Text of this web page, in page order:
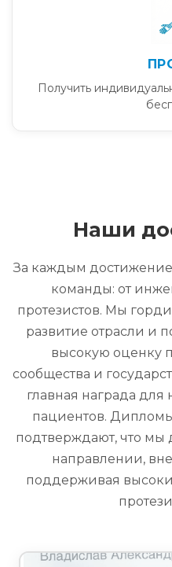
Получить
Наши
За каждым
команды: от
протезистов. Мы
развитие отрасли и
высокую оценку
сообщества и
главная награда
пациентов.
подтверждают, что
направлении,
поддерживая